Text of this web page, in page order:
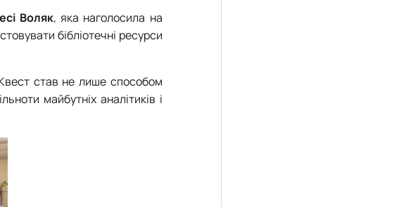
Воляк, яка наголосила на
бібліотечні ресурси
став не лише способом
майбутніх аналітиків і